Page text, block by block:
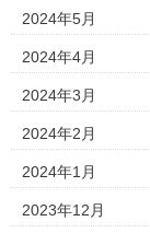
2024年5月
2024年4月
2024年3月
2024年2月
2024年1月
2023年12月